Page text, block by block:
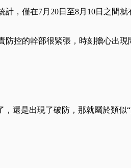
，僅在7月20日至8月10日之間就
控的幹部很緊張，時刻擔心出
還是出現了破防，那就屬於類